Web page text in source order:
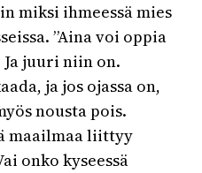
miksi ihmeessä mies
”Aina voi oppia
Ja juuri niin on.
ja jos ojassa on,
nousta pois.
maailmaa liittyy
onko kyseessä